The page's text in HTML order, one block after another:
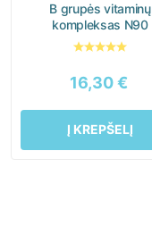
B grupės vitaminų
kompleksas N90
16,30€
Į KREPŠELĮ